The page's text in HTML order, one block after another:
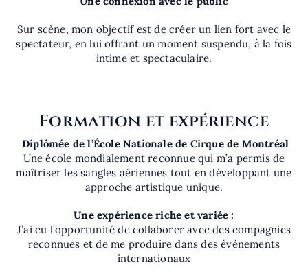
Sur scène, mon objectif est de créer un lien fort avec le
spectateur, en lui offrant un moment suspendu, à la fois
intime et spectaculaire.
Formation et expérience
Diplômée de l’École Nationale de Cirque de Montréal
Une école mondialement reconnue qui m’a permis de
maîtriser les sangles aériennes tout en développant une
approche artistique unique.
Une expérience riche et variée :
J’ai eu l’opportunité de collaborer avec des compagnies
reconnues et de me produire dans des événements
internationaux